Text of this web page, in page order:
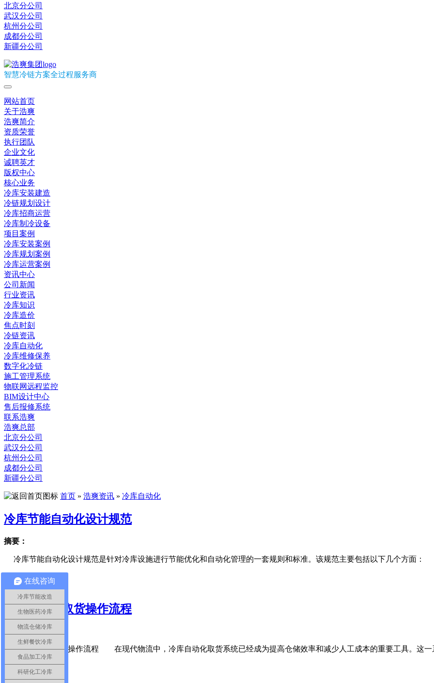
北京分公司
武汉分公司
杭州分公司
成都分公司
新疆分公司
智慧冷链方案全过程服务商
网站首页
关于浩爽
浩爽简介
资质荣誉
执行团队
企业文化
诚聘英才
版权中心
核心业务
冷库安装建造
冷链规划设计
冷库招商运营
冷库制冷设备
项目案例
冷库安装案例
冷库规划案例
冷库运营案例
资讯中心
公司新闻
行业资讯
冷库知识
冷库造价
焦点时刻
冷链资讯
冷库自动化
冷库维修保养
数字化冷链
施工管理系统
物联网远程监控
BIM设计中心
售后报修系统
联系浩爽
浩爽总部
北京分公司
武汉分公司
杭州分公司
成都分公司
新疆分公司
首页 » 浩爽资讯 » 冷库自动化
冷库节能自动化设计规范
摘要：
冷库节能自动化设计规范是针对冷库设施进行节能优化和自动化管理的一套规则和标准。该规范主要包括以下几个方面
2024-07-11
查看该文章>>
冷库自动化取货操作流程
摘要：
冷库自动化取货操作流程 在现代物流中，冷库自动化取货系统已经成为提高仓储效率和减少人工成本的重要工具。这一
2024-07-10
查看该文章>>
在线咨询
冷库节能改造
生物医药冷库
物流仓储冷库
生鲜餐饮冷库
食品加工冷库
科研化工冷库